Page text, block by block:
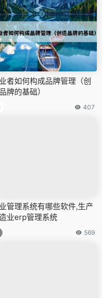
者如何构成品牌管理（创
牌的基础）
407
管理系统有哪些软件,生产
业erp管理系统
569